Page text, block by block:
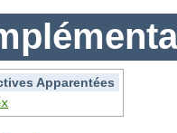
Apparentées